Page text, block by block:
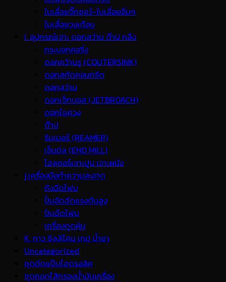
ใบเลื่อยจิ๊กซอว์-ใบเลื่อยอื่นๆ
ใบเลื่อยวงเดือน
I. อุปกรณ์เจาะ ดอกสว่าน ต๊าป กลึง
กระบอกคอริ่ง
ดอกคว้านรู (COUTERSINK)
ดอกสกัดคอนกรีต
ดอกสว่าน
ดอกเจ็ทบอส (JETBROACH)
ดอกไขควง
ต๊าป
รีมเมอร์ (REAMER)
เอ็นมิล (END MILL)
โฮลซอร์เจาะปูน เจาะผนัง
j.เครื่องมือทำความสะอาด
ถังฉีดโฟม
ปั้มอัดฉีดแรงดันสูง
ปืนฉีดโฟม
เครื่องดูดฝุ่น
K. กาว ซิลลิโคน เทป น้ำยา
Uncategorized
ชุดดัดแป๊บไฮดรอลิค
ชุดถอดไส้กรองน้ำมันเครื่อง